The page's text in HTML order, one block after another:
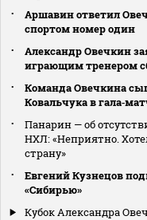
Аршавин ответил
спортом номер один
Александр Овечкин
играющим тренером
Команда Овечкина
Ковальчука в
Панарин — об
НХЛ: «Неприятно.
страну»
Евгений Кузнецов
«Сибирью»
Кубок Александра